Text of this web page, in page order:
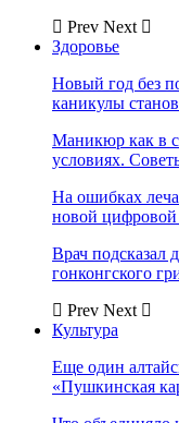
Prev Next
Здоровье
Новый год без
каникулы
Маникюр как в
условиях.
На ошибках
новой цифровой
Врач подсказал
гонконгского
Prev Next
Культура
Еще один
«Пушкинская